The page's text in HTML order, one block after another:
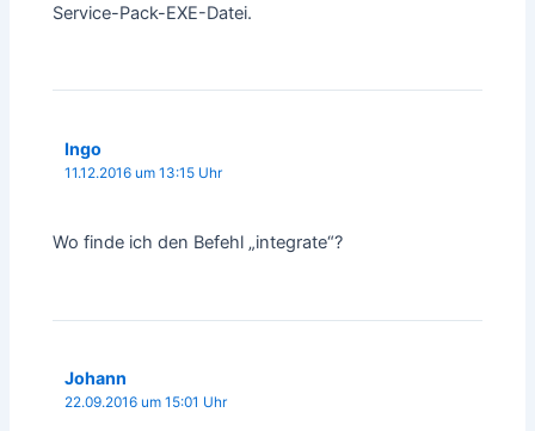
Service-Pack-EXE-Datei.
Ingo
11.12.2016 um 13:15 Uhr
Wo finde ich den Befehl „integrate“?
Johann
22.09.2016 um 15:01 Uhr